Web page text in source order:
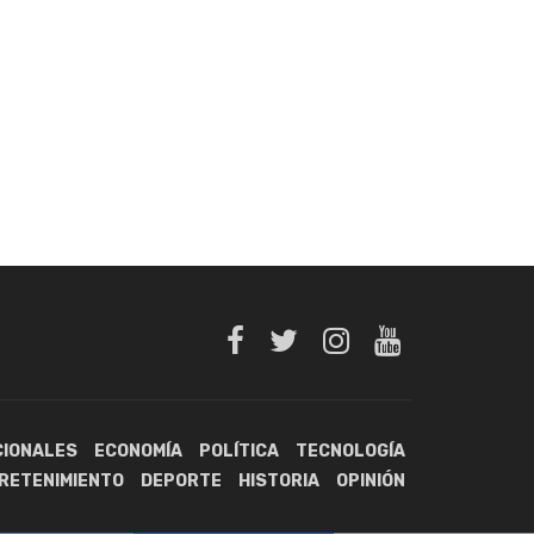
ECONOMÍA POLÍTICA
TECNOLOGÍA
DEPORTE HISTORIA OPINIÓN